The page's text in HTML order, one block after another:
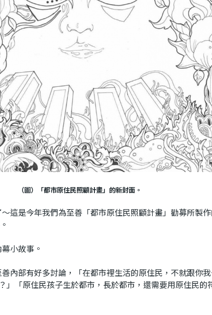
（圖）「都市原住民照顧計畫」的新封面。
是今年我們為至善「都市原住民照顧計畫」勸募所製
小故事。
部有好多討論，「在都市裡生活的原住民，不就跟你
「原住民孩子生於都市，長於都市，還需要用原住民的